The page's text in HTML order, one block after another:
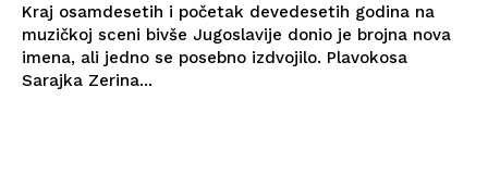
Kraj osamdesetih i početak devedesetih godina na
muzičkoj sceni bivše Jugoslavije donio je brojna nova
imena, ali jedno se posebno izdvojilo. Plavokosa
Sarajka Zerina...